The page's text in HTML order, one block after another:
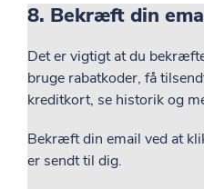
8. Bekræft din
Det er vigtigt at du
bruge rabatkoder, få
kreditkort, se historik og
Bekræft din email ved at
er sendt til dig.